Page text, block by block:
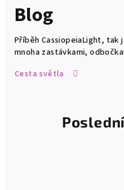
Blog
Příběh CassiopeiaLight, tak
mnoha zastávkami,
Cesta světla